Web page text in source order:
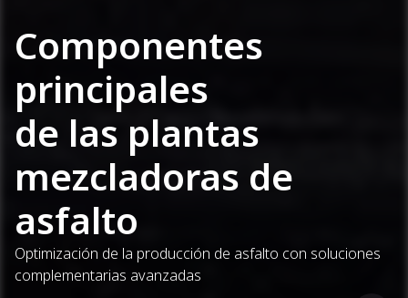
Componentes
principales
de las plantas
mezcladoras de
asfalto
Optimización de la producción de asfalto con soluciones
complementarias avanzadas